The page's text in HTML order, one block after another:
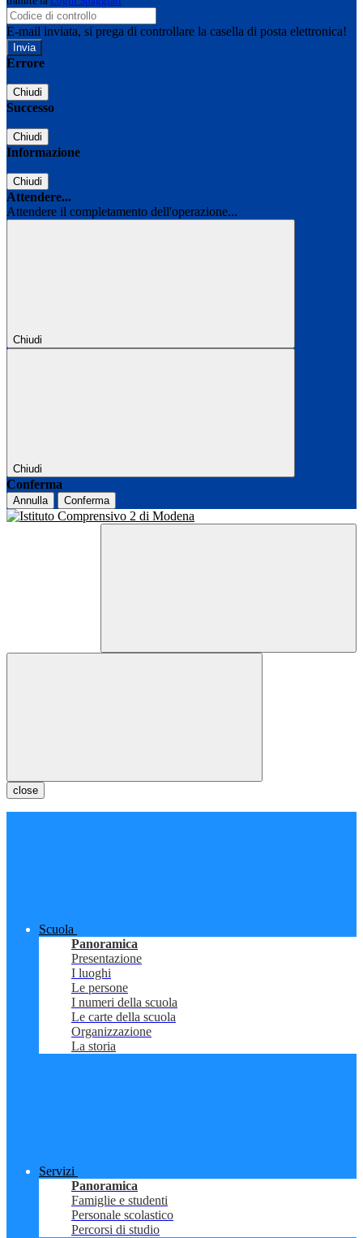
E-mail inviata, si prega di controllare la casella di posta elettronica!
Errore
Chiudi
Successo
Chiudi
Informazione
Chiudi
Attendere...
Attendere il completamento dell'operazione...
Chiudi
Chiudi
Conferma
Annulla Conferma
close
Scuola
Panoramica
Presentazione
I luoghi
Le persone
I numeri della scuola
Le carte della scuola
Organizzazione
La storia
Servizi
Panoramica
Famiglie e studenti
Personale scolastico
Percorsi di studio